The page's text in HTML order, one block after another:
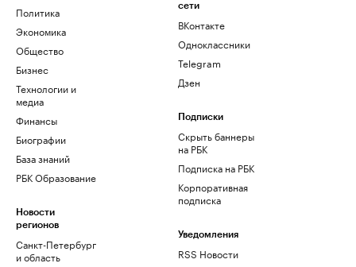
Политика
Экономика
Общество
Бизнес
Технологии и
медиа
Финансы
Биографии
База знаний
РБК Образование
Новости
регионов
Санкт-Петербург
и область
сети
ВКонтакте
Одноклассники
Telegram
Дзен
Подписки
Скрыть баннеры
на РБК
Подписка на РБК
Корпоративная
подписка
Уведомления
RSS Новости